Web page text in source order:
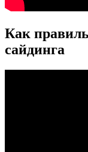
Как
сайдинга